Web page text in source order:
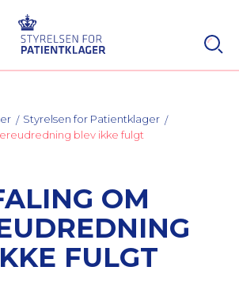
Styrelsen for Patientklager
blev ikke fulgt
OM
FULGT